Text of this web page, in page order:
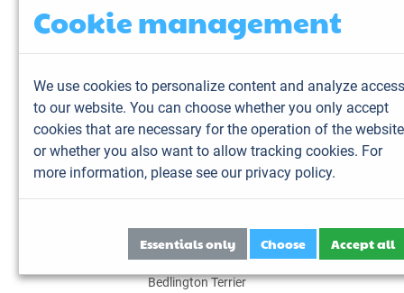
Alaskan Husky
Alaskan Klee Kaï
Altdeutsche Schäferhunde
American Hairless Terrier
American Pit Bull Terrier
Azawakh
Bangkaew de Thaïlande
Barbado de Terceira
Beagle
Beagle Harrier
Bearded Collie
Bedlington Terrier
Cookie management
We use cookies to personalize content and analyze access
to our website. You can choose whether you only accept
cookies that are necessary for the operation of the website
or whether you also want to allow tracking cookies. For
more information, please see our privacy policy.
Essentials only Choose Accept all